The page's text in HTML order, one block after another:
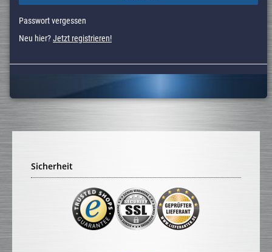
Passwort vergessen
Neu hier?Jetzt registrieren!
Sicherheit